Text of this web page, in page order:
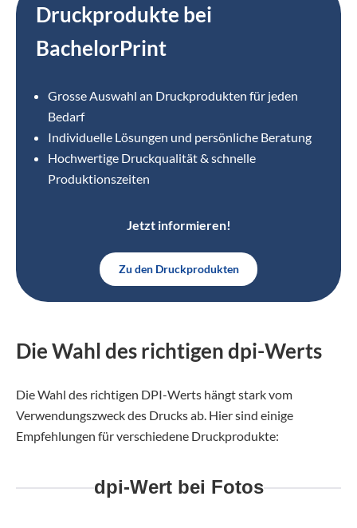
Druckprodukte bei
BachelorPrint
Grosse Auswahl an Druckprodukten für jeden
Bedarf
Individuelle Lösungen und persönliche Beratung
Hochwertige Druckqualität & schnelle
Produktionszeiten
Jetzt informieren!
Zu den Druckprodukten
Die Wahl des richtigen dpi-Werts
Die Wahl des richtigen DPI-Werts hängt stark vom
Verwendungszweck des Drucks ab. Hier sind einige
Empfehlungen für verschiedene Druckprodukte:
dpi-Wert bei Fotos